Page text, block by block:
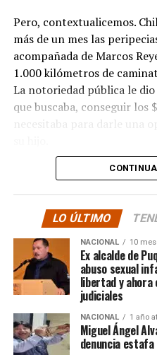
Pero, contextualicemos.
más de un mes las
acompañada de Marcos
1.000 kilómetros de
La notoriedad pública le dio
que buscaba, conseguir los
necesitaba para darle una
La solidaridad y empatía de
sino que se superó con
cómputo dado a conocer
$3.689.545.200.
Según Camila Gómez, el
millones sería destinado
asociados al suministro del
millonessolo incluye el
otros gastos
LO ÚLTIMO
NACIONAL 10
Ex alcalde de
abuso sexual
libertad y ahora
judiciales
NACIONAL 1 año
Miguel Ángel
denuncia